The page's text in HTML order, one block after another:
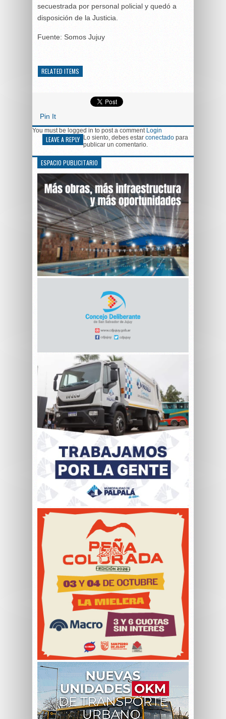
secuestrada por personal policial y quedó a
disposición de la Justicia.
Fuente: Somos Jujuy
RELATED ITEMS
Pin It
You must be logged in to post a comment Login
LEAVE A REPLY Lo siento, debes estar conectado para
publicar un comentario.
ESPACIO PUBLICITARIO